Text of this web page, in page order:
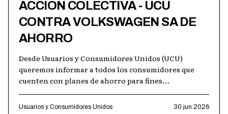
ACCION COLECTIVA - UCU
CONTRA VOLKSWAGEN SA DE
AHORRO
Desde Usuarios y Consumidores Unidos (UCU)
queremos informar a todos los consumidores que
cuenten con planes de ahorro para fines
Ahor
Usuarios y Consumidores Unidos 30 jun 2026